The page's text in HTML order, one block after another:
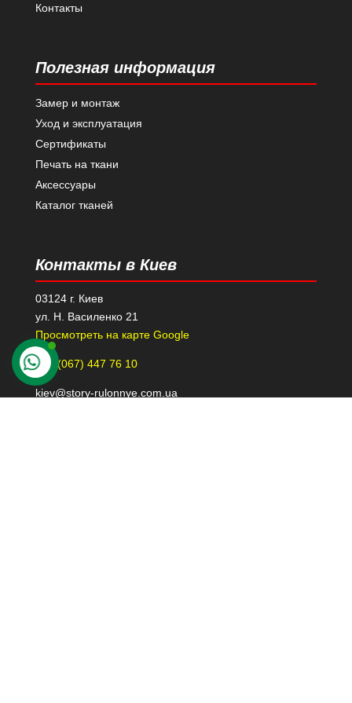
Контакты
Полезная информация
Замер и монтаж
Уход и эксплуатация
Сертификаты
Печать на ткани
Аксессуары
Каталог тканей
Контакты в Киев
03124 г. Киев
ул. Н. Василенко 21
Просмотреть на карте Google
+38 (067) 447 76 10
kiev@story-rulonnye.com.ua